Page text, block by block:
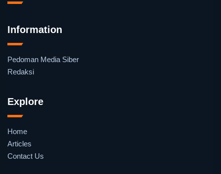
Information
Pedoman Media Siber
Redaksi
Explore
Home
Articles
Contact Us